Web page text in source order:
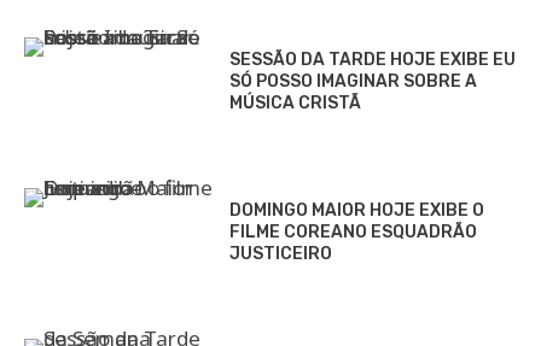
SESSÃO DA TARDE HOJE EXIBE EU
SÓ POSSO IMAGINAR SOBRE A
MÚSICA CRISTÃ
DOMINGO MAIOR HOJE EXIBE O
FILME COREANO ESQUADRÃO
JUSTICEIRO